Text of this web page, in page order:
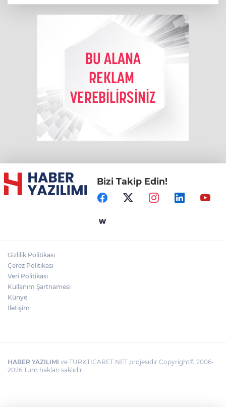
Bizi Takip Edin!
Gizlilik Politikası
Çerez Politikası
Veri Politikası
Kullanım Şartnamesi
Künye
İletişim
HABER YAZILIMI ve TURKTICARET.NET projesidir Copyright© 2006-
2026 Tüm hakları saklıdır.